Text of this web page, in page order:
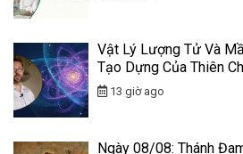
Vật Lý Lượng Tử Và
Tạo Dựng Của Thiên
13 giờ ago
Ngày 08/08: Thánh